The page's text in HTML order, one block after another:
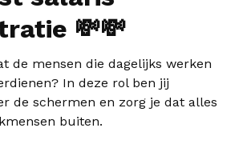
💸💸
de mensen die dagelijks werken
In deze rol ben jij
de schermen en zorg je dat alles
buiten.